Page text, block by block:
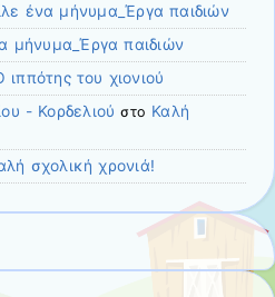
ένα μήνυμα_Έργα παιδιών
μήνυμα_Έργα παιδιών
ιππότης του χιονιού
- Κορδελιού στο Καλή
σχολική χρονιά!